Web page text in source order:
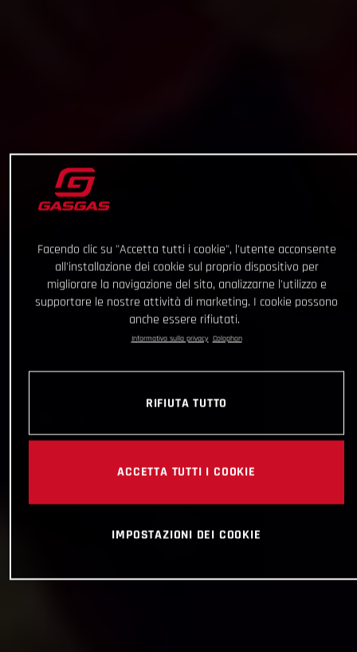
Facendo clic su "Accetta tutti i cookie", l'utente acconsente
all'installazione dei cookie sul proprio dispositivo per
migliorare la navigazione del sito, analizzarne l'utilizzo e
supportare le nostre attività di marketing. I cookie possono
anche essere rifiutati.
Informativa sulla privacy Colophon
RIFIUTA TUTTO
ACCETTA TUTTI I COOKIE
IMPOSTAZIONI DEI COOKIE